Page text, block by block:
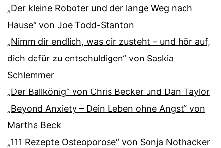
„Der kleine Roboter und der lange Weg nach
Hause“ von Joe Todd-Stanton
„Nimm dir endlich, was dir zusteht – und hör auf,
dich dafür zu entschuldigen“ von Saskia
Schlemmer
„Der Ballkönig“ von Chris Becker und Dan Taylor
„Beyond Anxiety – Dein Leben ohne Angst“ von
Martha Beck
„111 Rezepte Osteoporose“ von Sonja Nothacker